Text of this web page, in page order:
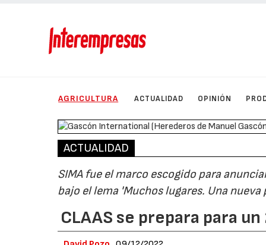
AGRICULTURA ACTUALIDAD OPINIÓN
ACTUALIDAD
SIMA fue el marco escogido para
bajo el lema 'Muchos lugares. Una nueva
CLAAS se prepara para